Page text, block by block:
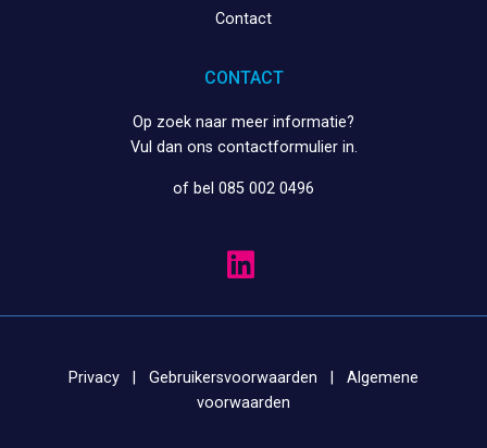
Contact
CONTACT
Op zoek naar meer informatie?
Vul dan ons contactformulierin.
of bel 085 002 0496
Privacy Gebruikersvoorwaarden
Algemene
voorwaarden